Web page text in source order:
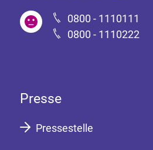
0800 - 1110111
0800 - 1110222
Presse
Pressestelle